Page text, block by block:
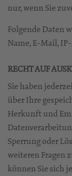
nur, wenn Sie
Folgende Daten
Name, E-Mail,
RECHT AUF
Sie haben
über Ihre
Herkunft und
Sperrung oder
weiteren Fragen
können Sie sich